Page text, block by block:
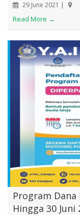
29 June 2021 |
Read More →
Program
Hingga 30 Juni